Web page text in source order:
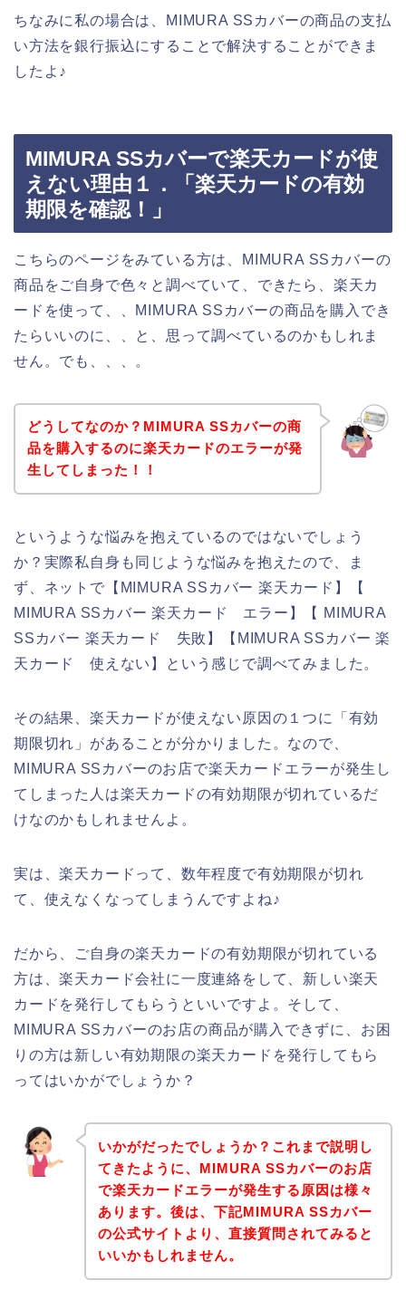
ちなみに私の場合は、MIMURA SSカバーの商品の支払
い方法を銀行振込にすることで解決することができま
したよ♪
MIMURA SSカバーで楽天カードが使
えない理由１．「楽天カードの有効
期限を確認！」
こちらのページをみている方は、MIMURA SSカバーの
商品をご自身で色々と調べていて、できたら、楽天カ
ードを使って、、MIMURA SSカバーの商品を購入でき
たらいいのに、、と、思って調べているのかもしれま
せん。でも、、、。
どうしてなのか？MIMURA SSカバーの商
品を購入するのに楽天カードのエラーが発
生してしまった！！
というような悩みを抱えているのではないでしょう
か？実際私自身も同じような悩みを抱えたので、ま
ず、ネットで【MIMURA SSカバー 楽天カード】【
MIMURA SSカバー 楽天カード エラー】【 MIMURA
SSカバー 楽天カード 失敗】【MIMURA SSカバー 楽
天カード 使えない】という感じで調べてみました。
その結果、楽天カードが使えない原因の１つに「有効
期限切れ」があることが分かりました。なので、
MIMURA SSカバーのお店で楽天カードエラーが発生し
てしまった人は楽天カードの有効期限が切れているだ
けなのかもしれませんよ。
実は、楽天カードって、数年程度で有効期限が切れ
て、使えなくなってしまうんですよね♪
だから、ご自身の楽天カードの有効期限が切れている
方は、楽天カード会社に一度連絡をして、新しい楽天
カードを発行してもらうといいですよ。そして、
MIMURA SSカバーのお店の商品が購入できずに、お困
りの方は新しい有効期限の楽天カードを発行してもら
ってはいかがでしょうか？
いかがだったでしょうか？これまで説明し
てきたように、MIMURA SSカバーのお店
で楽天カードエラーが発生する原因は様々
あります。後は、下記MIMURA SSカバー
の公式サイトより、直接質問されてみると
いいかもしれません。